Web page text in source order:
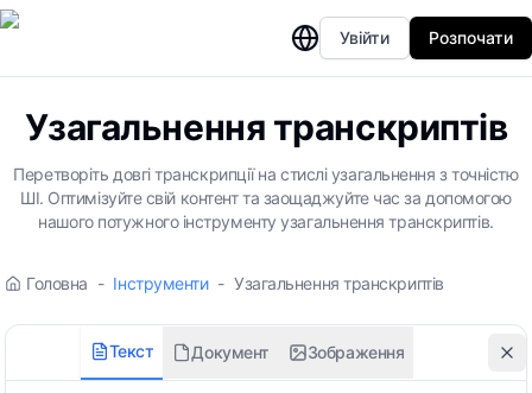
Увійти Розпочати
Узагальнення транскриптів
Перетворіть довгі транскрипції на стислі узагальнення з точністю
ШІ. Оптимізуйте свій контент та заощаджуйте час за допомогою
нашого потужного інструменту узагальнення транскриптів.
Головна - Інструменти - Узагальнення транскриптів
Текст Документ Зображення